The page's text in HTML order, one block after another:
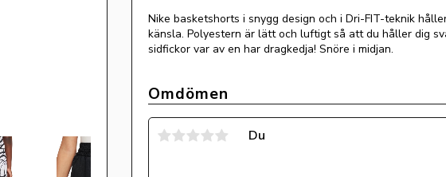
Nike basketshorts i snygg design och i Dri-FIT-teknik
känsla. Polyestern är lätt och luftigt så att du håller dig
sidfickor var av en har dragkedja! Snöre i midjan.
Omdömen
Du